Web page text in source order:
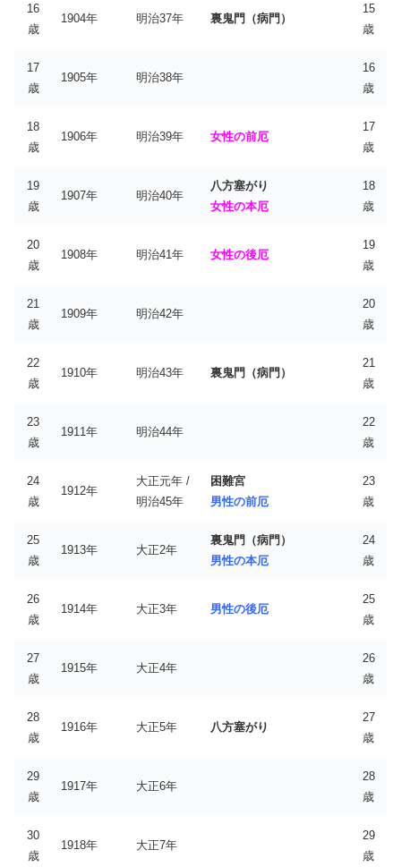
16
歳
1904年 明治37年 裏鬼門（病門）
15
歳
17
歳
1905年 明治38年
16
歳
18
歳
1906年 明治39年 女性の前厄
17
歳
19
歳
1907年 明治40年
八方塞がり
女性の本厄
18
歳
20
歳
1908年 明治41年 女性の後厄
19
歳
21
歳
1909年 明治42年
20
歳
22
歳
1910年 明治43年 裏鬼門（病門）
21
歳
23
歳
1911年 明治44年
22
歳
24
歳
1912年
大正元年 /
明治45年
困難宮
男性の前厄
23
歳
25
歳
1913年 大正2年
裏鬼門（病門）
男性の本厄
24
歳
26
歳
1914年 大正3年 男性の後厄
25
歳
27
歳
1915年 大正4年
26
歳
28
歳
1916年 大正5年 八方塞がり
27
歳
29
歳
1917年 大正6年
28
歳
30
歳
1918年 大正7年
29
歳